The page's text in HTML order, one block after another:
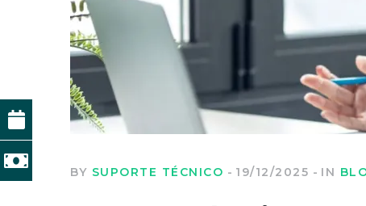
BY SUPORTE TÉCNICO 19/12/2025 IN